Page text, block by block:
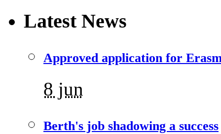
Latest News
Approved application for
8 jun
Berth's job shadowing a success